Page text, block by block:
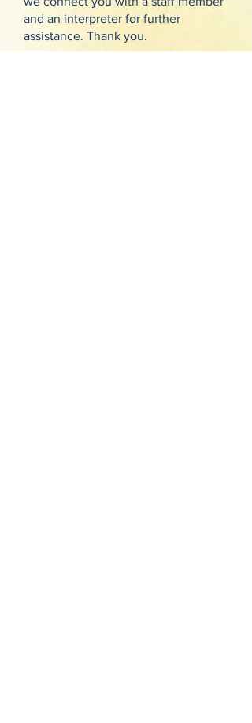
and an interpreter for further
assistance. Thank you.